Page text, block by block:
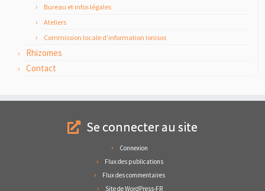
Bureau et infos légales
Ateliers
Commission locale d’information Ionisos
Rhizomes
Contact
Se connecter au site
Connexion
Flux des publications
Flux des commentaires
Site de WordPress-FR